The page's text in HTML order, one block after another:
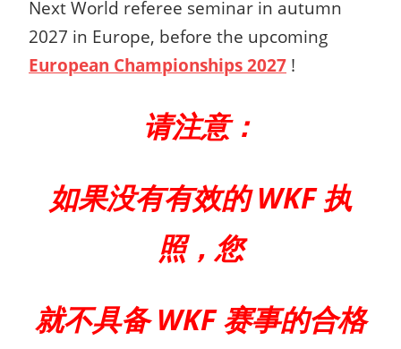
Next World referee seminar in autumn
2027 in Europe, before the upcoming
European Championships 2027 !
请注意：
如果没有有效的 WKF 执
照，您
就不具备 WKF 赛事的合格